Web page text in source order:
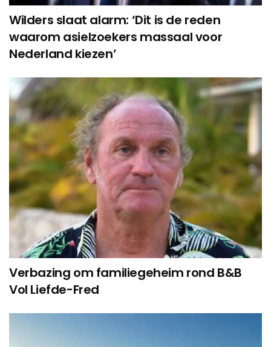
Wilders slaat alarm: ‘Dit is de reden
waarom asielzoekers massaal voor
Nederland kiezen’
Verbazing om familiegeheim rond B&B
Vol Liefde-Fred